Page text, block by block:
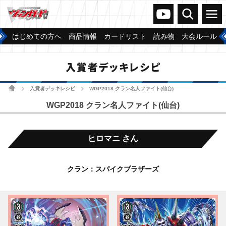
ヴァンガードch
検索 メニュー
はじめての方へ 商品情報 カードリスト 読み物 大会ルール
入賞者デッキレシピ
ホーム 入賞者デッキレシピ WGP2018 クラン名人ファイト(仙台)
WGP2018 クラン名人ファイト(仙台)
ヒロマニ さん
クラン：スパイクブラザーズ